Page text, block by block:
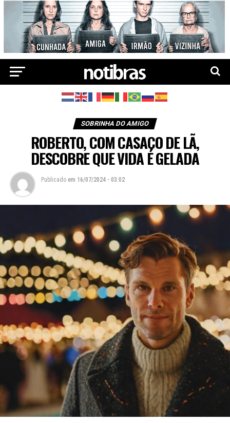
SOBRINHA DO AMIGO
ROBERTO, COM CASACO DE LÃ,
DESCOBRE QUE VIDA É GELADA
Publicado em 16/07/2024 - 03:02